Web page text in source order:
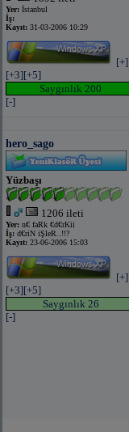
Yer: İstanbul
İş:
Kayıt: 31-03-2006 10:29
[+]
[+3][+5]
Saygınlık 200
[-]
hero_sago
Yüzbaşı
1206 ileti
Yer: n€ faRk €d€rKii
İş: d€riN iŞleR..!!?
Kayıt: 23-06-2006 15:03
[+]
[+3][+5]
Saygınlık 26
[-]